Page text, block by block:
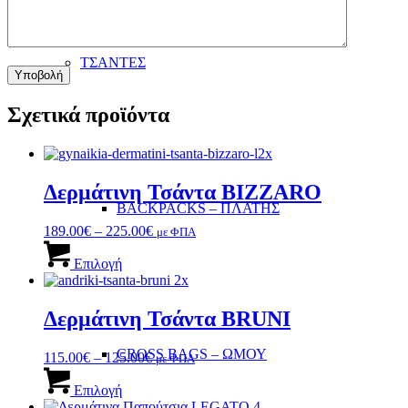
ΤΣΑΝΤΕΣ
BACKPACKS – ΠΛΑΤΗΣ
CROSS BAGS – ΩΜΟΥ
Σχετικά προϊόντα
Δερμάτινη Τσάντα BIZZARO
189.00€ – 225.00€Price
through
με ΦΠΑ
Επιλογήτο
προϊόν
πολλαπλές
παραλλαγές.
επιλογές
να
Δερμάτινη Τσάντα BRUNI
115.00€ – 125.00€Price
με ΦΠΑ
Επιλογήτο